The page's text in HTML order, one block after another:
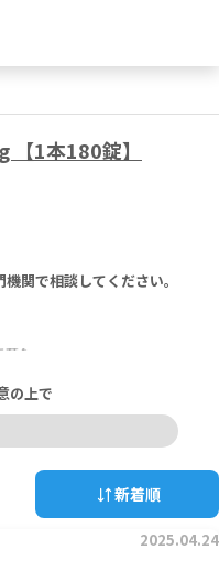
1本180錠】
関で相談してください。
ん
の上で
新着順
2025.04.24